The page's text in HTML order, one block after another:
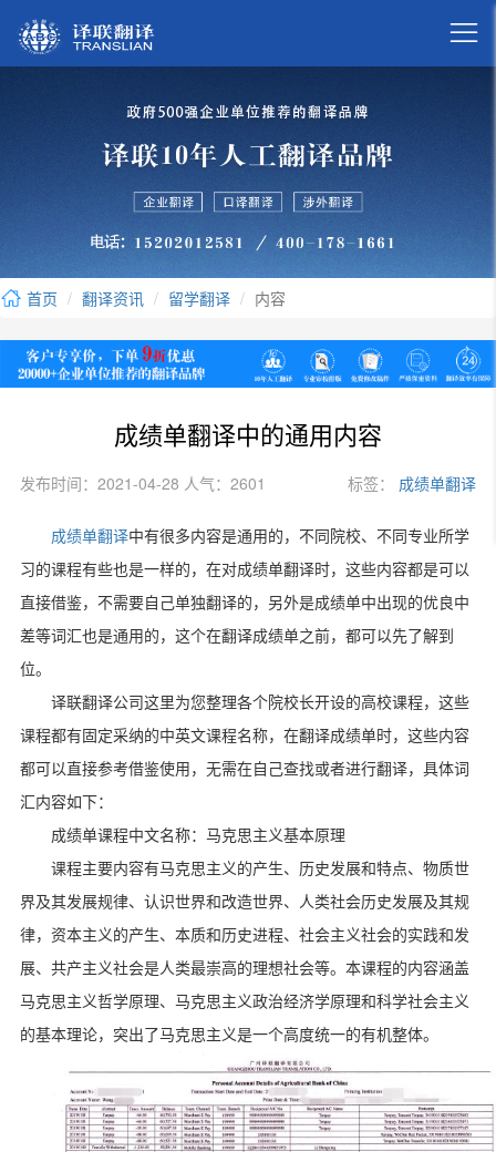

首页 翻译资讯 留学翻译 内容
成绩单翻译中的通用内容
发布时间：2021-04-28 人气：2601 标签： 成绩单翻译
成绩单翻译中有很多内容是通用的，不同院校、不同专业所学
习的课程有些也是一样的，在对成绩单翻译时，这些内容都是可以
直接借鉴，不需要自己单独翻译的，另外是成绩单中出现的优良中
差等词汇也是通用的，这个在翻译成绩单之前，都可以先了解到
位。
译联翻译公司这里为您整理各个院校长开设的高校课程，这些
课程都有固定采纳的中英文课程名称，在翻译成绩单时，这些内容
都可以直接参考借鉴使用，无需在自己查找或者进行翻译，具体词
汇内容如下：
成绩单课程中文名称：马克思主义基本原理
课程主要内容有马克思主义的产生、历史发展和特点、物质世
界及其发展规律、认识世界和改造世界、人类社会历史发展及其规
律，资本主义的产生、本质和历史进程、社会主义社会的实践和发
展、共产主义社会是人类最崇高的理想社会等。本课程的内容涵盖
马克思主义哲学原理、马克思主义政治经济学原理和科学社会主义
的基本理论，突出了马克思主义是一个高度统一的有机整体。